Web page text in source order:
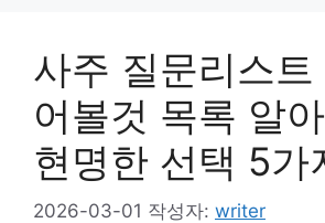
사주 질문리스트
어볼것 목록 알
현명한 선택 5가
2026-03-01 작성자: writer